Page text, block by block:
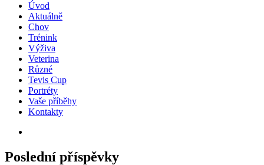
Úvod
Aktuálně
Chov
Trénink
Výživa
Veterina
Různé
Tevis Cup
Portréty
Vaše příběhy
Kontakty
Poslední příspěvky